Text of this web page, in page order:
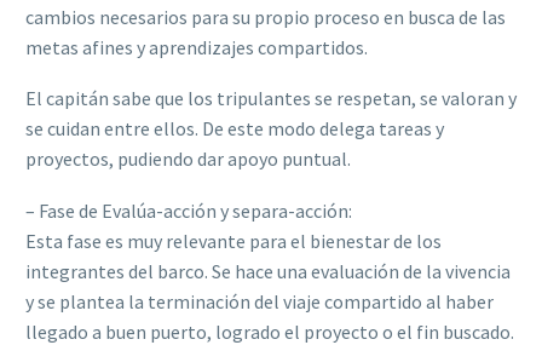
cambios necesarios para su propio proceso en busca de las
metas afines y aprendizajes compartidos.
El capitán sabe que los tripulantes se respetan, se valoran y
se cuidan entre ellos. De este modo delega tareas y
proyectos, pudiendo dar apoyo puntual.
– Fase de Evalúa-acción y separa-acción:
Esta fase es muy relevante para el bienestar de los
integrantes del barco. Se hace una evaluación de la vivencia
y se plantea la terminación del viaje compartido al haber
llegado a buen puerto, logrado el proyecto o el fin buscado.